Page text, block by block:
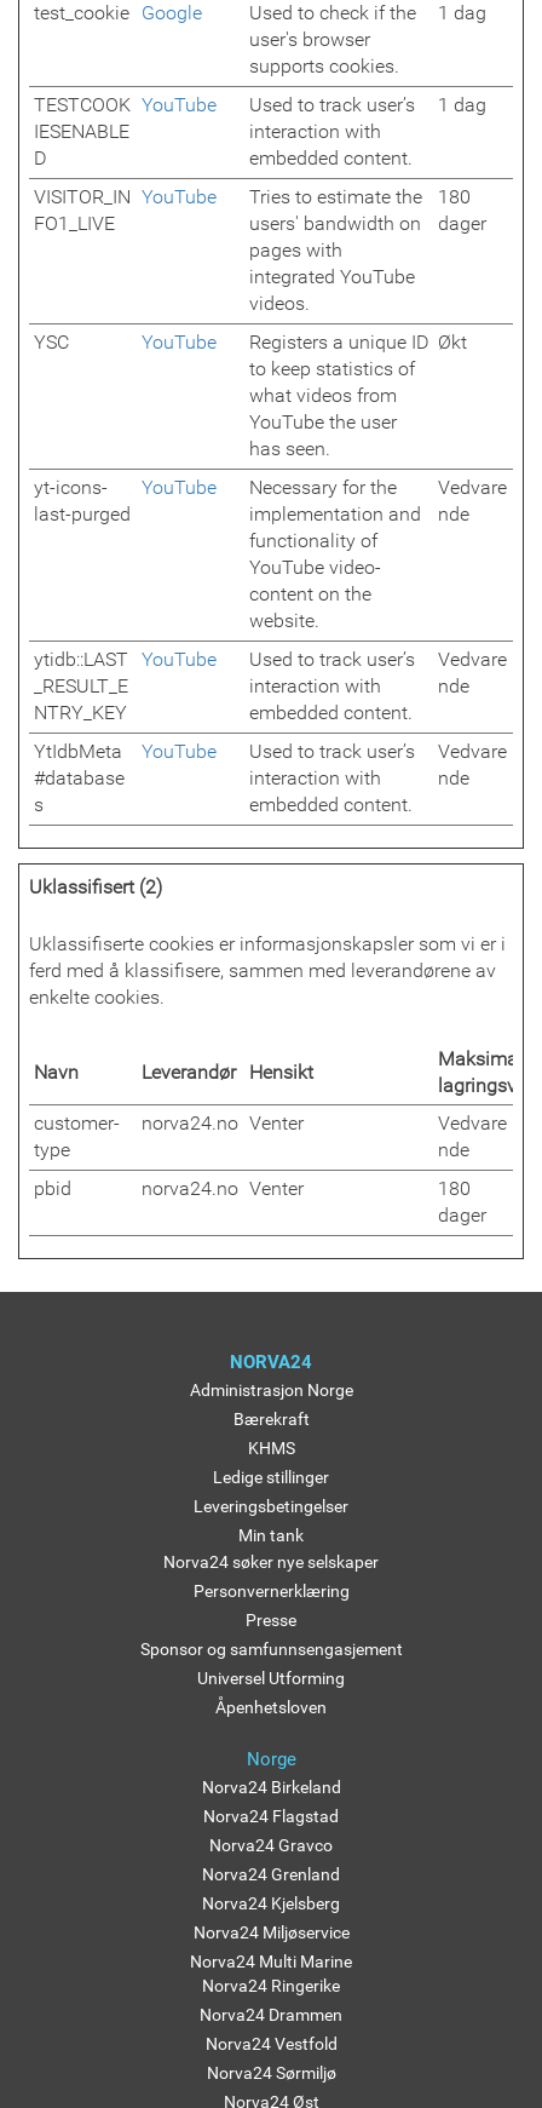
test_cookie Google
Used to check if the
user's browser
supports cookies.
1 dag
TESTCOOK
IESENABLE
D
YouTube
Used to track user’s
interaction with
embedded content.
1 dag
VISITOR_IN
FO1_LIVE
YouTube
Tries to estimate the
users' bandwidth on
pages with
integrated YouTube
videos.
180
dager
YSC YouTube
Registers a unique ID
to keep statistics of
what videos from
YouTube the user
has seen.
Økt
yt-icons-
last-purged
YouTube
Necessary for the
implementation and
functionality of
YouTube video-
content on the
website.
Vedvare
nde
ytidb::LAST
_RESULT_E
NTRY_KEY
YouTube
Used to track user’s
interaction with
embedded content.
Vedvare
nde
YtIdbMeta
#database
s
YouTube
Used to track user’s
interaction with
embedded content.
Vedvare
nde
Uklassifisert (2)
Uklassifiserte cookies er informasjonskapsler som vi er i
ferd med å klassifisere, sammen med leverandørene av
enkelte cookies.
Navn Leverandør Hensikt
Maksimal
customer-
type
norva24.no Venter
Vedvare
nde
pbid
norva24.no Venter
180
dager
NORVA24
Administrasjon Norge
Bærekraft
KHMS
Ledige stillinger
Leveringsbetingelser
Min tank
Norva24 søker nye selskaper
Personvernerklæring
Presse
Sponsor og samfunnsengasjement
Universel Utforming
Åpenhetsloven
Norge
Norva24 Birkeland
Norva24 Flagstad
Norva24 Gravco
Norva24 Grenland
Norva24 Kjelsberg
Norva24 Miljøservice
Norva24 Multi Marine
Norva24 Ringerike
Norva24 Drammen
Norva24 Vestfold
Norva24 Sørmiljø
Norva24 Øst